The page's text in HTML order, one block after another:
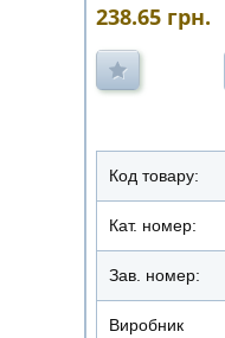
238.65 грн.
Код товару:
Кат. номер:
Зав. номер:
Виробник